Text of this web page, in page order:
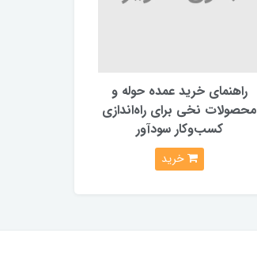
راهنمای خرید عمده حوله و
محصولات نخی برای راه‌اندازی
کسب‌وکار سودآور
خرید